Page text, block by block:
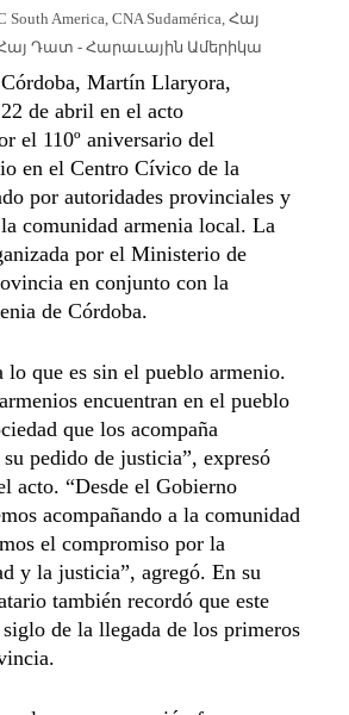
South America ,CNA Sudamérica ,Հայ
Դատ - Հարաւային Ամերիկա
Martín Llaryora,
de abril en el acto
el 110º aniversario del
en el Centro Cívico de la
por autoridades provinciales y
comunidad armenia local. La
por el Ministerio de
en conjunto con la
de Córdoba.
lo que es sin el pueblo armenio.
encuentran en el pueblo
que los acompaña
pedido de justicia”, expresó
acto. “Desde el Gobierno
acompañando a la comunidad
el compromiso por la
y la justicia”, agregó. En su
también recordó que este
de la llegada de los primeros